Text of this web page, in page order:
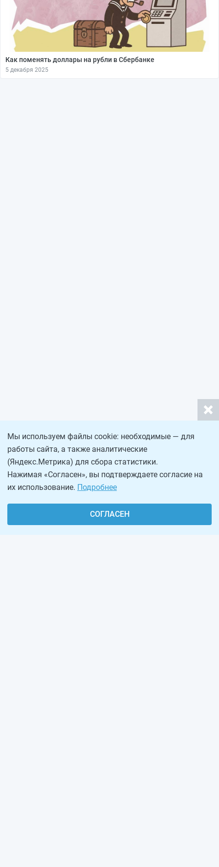
Как поменять доллары на рубли в Сбербанке
5 декабря 2025
Мы используем файлы cookie: необходимые — для
работы сайта, а также аналитические
(Яндекс.Метрика) для сбора статистики.
Нажимая «Согласен», вы подтверждаете согласие на
их использование. Подробнее
СОГЛАСЕН